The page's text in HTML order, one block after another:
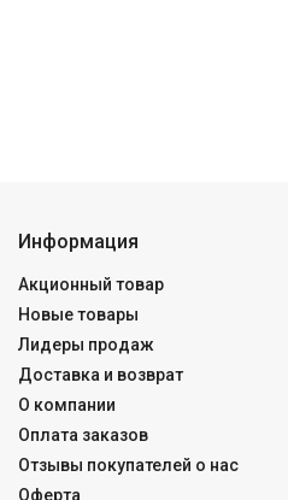
Информация
Акционный товар
Новые товары
Лидеры продаж
Доставка и возврат
О компании
Оплата заказов
Отзывы покупателей о нас
Оферта